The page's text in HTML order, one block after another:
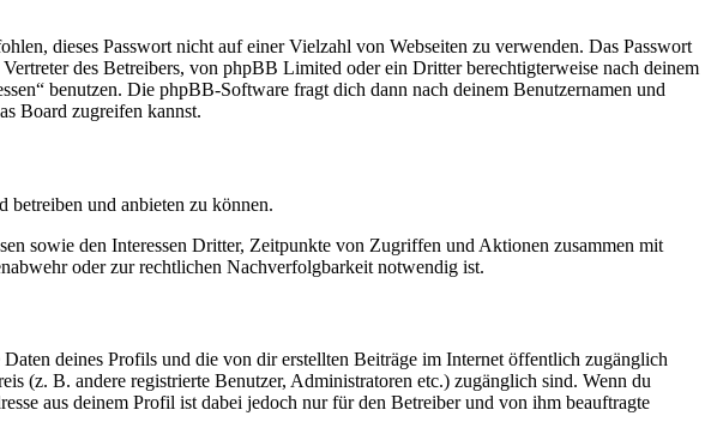
dieses Passwort nicht auf einer Vielzahl von Webseiten zu verwenden. Das Passwort
des Betreibers, von phpBB Limited oder ein Dritter berechtigterweise nach deinem
benutzen. Die phpBB-Software fragt dich dann nach deinem Benutzernamen und
Board zugreifen kannst.
betreiben und anbieten zu können.
sowie den Interessen Dritter, Zeitpunkte von Zugriffen und Aktionen zusammen mit
oder zur rechtlichen Nachverfolgbarkeit notwendig ist.
deines Profils und die von dir erstellten Beiträge im Internet öffentlich zugänglich
(z. B. andere registrierte Benutzer, Administratoren etc.) zugänglich sind. Wenn du
aus deinem Profil ist dabei jedoch nur für den Betreiber und von ihm beauftragte